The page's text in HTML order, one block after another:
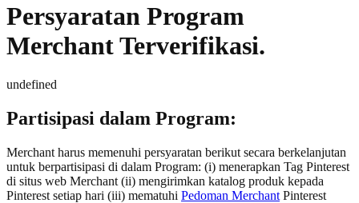
Persyaratan Program
Merchant Terverifikasi.
undefined
Partisipasi dalam Program:
Merchant harus memenuhi persyaratan berikut secara berkelanjutan
untuk berpartisipasi di dalam Program: (i) menerapkan Tag Pinterest
di situs web Merchant (ii) mengirimkan katalog produk kepada
Pinterest setiap hari (iii) mematuhi Pedoman Merchant Pinterest